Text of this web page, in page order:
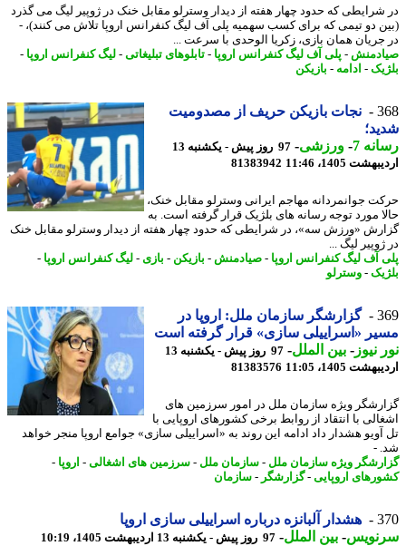
که حدود چهار هفته از دیدار وسترلو مقابل خنک در ژوپیر لیگ می گذرد
دو تیمی که برای کسب سهمیه پلی آف لیگ کنفرانس اروپا تلاش می کنند)، -
همان بازی، زکریا الوحدی با سرعت ...
-پلی آف لیگ کنفرانس اروپا - تابلوهای تبلیغاتی-لیگ کنفرانس اروپا -
-ادامه - بازیکن
نجات بازیکن حریف از مصدومیت
7
-ورزشی-
97 روز پیش - یکشنبه 13
1405، 11:46
81383942
جوانمردانه مهاجم ایرانی وسترلو مقابل خنک،
مورد توجه رسانه های بلژیک قرار گرفته است. به
«ورزش سه»، در شرایطی که حدود چهار هفته از دیدار وسترلو مقابل خنک
لیگ ...
آف لیگ کنفرانس اروپا - صیادمنش-بازیکن -بازی - لیگ کنفرانس اروپا -
-وسترلو
گزارشگر سازمان ملل: اروپا در
«اسراییلی سازی» قرار گرفته است
نیوز-بین الملل-
97 روز پیش - یکشنبه 13
1405، 11:05
81383576
ویژه سازمان ملل در امور سرزمین های
با انتقاد از روابط برخی کشورهای اروپایی با
هشدار داد ادامه این روند به «اسراییلی سازی» جوامع اروپا منجر خواهد
-
ویژه سازمان ملل -سازمان ملل -سرزمین های اشغالی-اروپا -
اروپایی-گزارشگر-سازمان
هشدار آلبانزه درباره اسراییلی سازی اروپا
-بین الملل-97 روز پیش - یکشنبه 13 اردیبهشت 1405، 10:19